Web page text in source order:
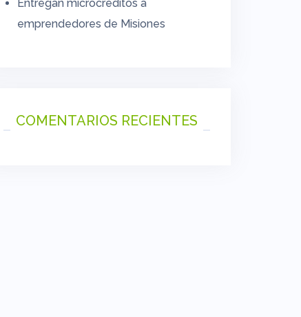
Entregan microcréditos a
emprendedores de Misiones
COMENTARIOS RECIENTES